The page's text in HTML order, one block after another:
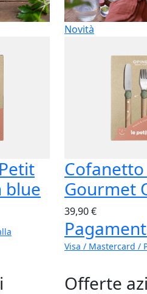
blue
Novità
Gourmet
39,90 €
Visa / Mastercard /
Offerte